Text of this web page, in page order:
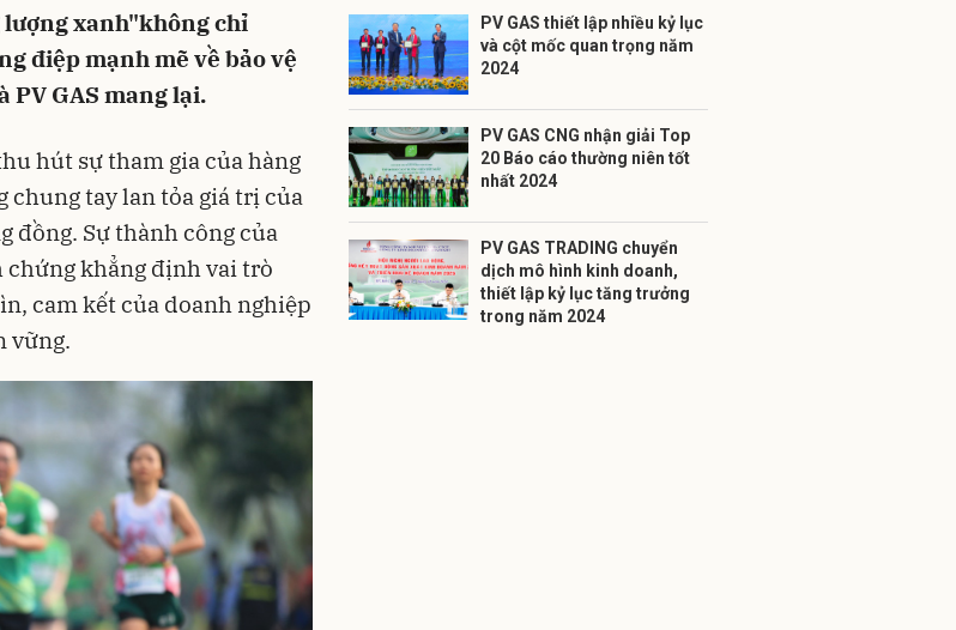
lượng xanh"không chỉ
điệp mạnh mẽ về bảo vệ
GAS mang lại.
hút sự tham gia của hàng
chung tay lan tỏa giá trị của
đồng. Sự thành công của
chứng khẳng định vai trò
cam kết của doanh nghiệp
vững.
PV GAS thiết lập nhiều kỷ lục
và cột mốc quan trọng năm
2024
PV GAS CNG nhận giải Top
20 Báo cáo thường niên tốt
nhất 2024
PV GAS TRADING chuyển
dịch mô hình kinh doanh,
thiết lập kỷ lục tăng trưởng
trong năm 2024